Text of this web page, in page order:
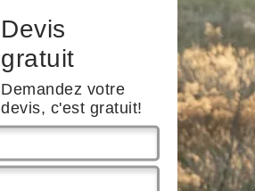
Devis
gratuit
Demandez votre
devis, c'est gratuit!